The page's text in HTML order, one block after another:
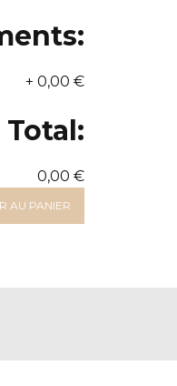
+ 0,00 €
Total:
0,00 €
AU PANIER